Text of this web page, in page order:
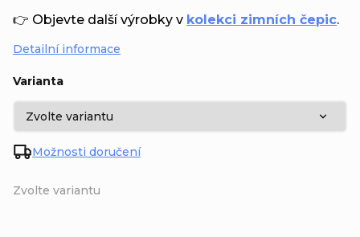
Zvolte variantu
Varianta
Možnosti doručení
👉 Objevte další výrobky v kolekci zimních čepic.
Detailní informace